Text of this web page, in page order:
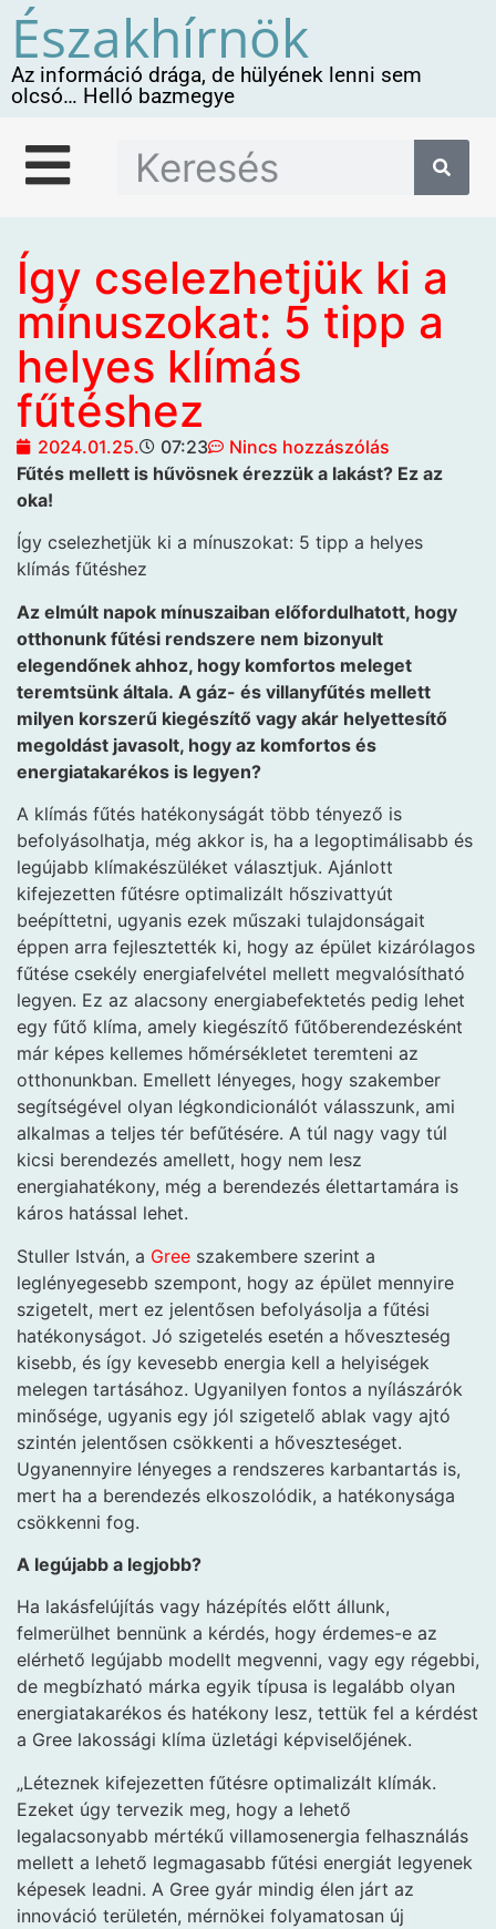
Északhírnök
Az információ drága, de hülyének lenni sem
olcsó… Helló bazmegye
Így cselezhetjük ki a
mínuszokat: 5 tipp a
helyes klímás
fűtéshez
2024.01.25. 07:23
Nincs hozzászólás
Fűtés mellett is hűvösnek érezzük a lakást? Ez az
oka!
Így cselezhetjük ki a mínuszokat: 5 tipp a helyes
klímás fűtéshez
Az elmúlt napok mínuszaiban előfordulhatott, hogy
otthonunk fűtési rendszere nem bizonyult
elegendőnek ahhoz, hogy komfortos meleget
teremtsünk általa. A gáz- és villanyfűtés mellett
milyen korszerű kiegészítő vagy akár helyettesítő
megoldást javasolt, hogy az komfortos és
energiatakarékos is legyen?
A klímás fűtés hatékonyságát több tényező is
befolyásolhatja, még akkor is, ha a legoptimálisabb és
legújabb klímakészüléket választjuk. Ajánlott
kifejezetten fűtésre optimalizált hőszivattyút
beépíttetni, ugyanis ezek műszaki tulajdonságait
éppen arra fejlesztették ki, hogy az épület kizárólagos
fűtése csekély energiafelvétel mellett megvalósítható
legyen. Ez az alacsony energiabefektetés pedig lehet
egy fűtő klíma, amely kiegészítő fűtőberendezésként
már képes kellemes hőmérsékletet teremteni az
otthonunkban. Emellett lényeges, hogy szakember
segítségével olyan légkondicionálót válasszunk, ami
alkalmas a teljes tér befűtésére. A túl nagy vagy túl
kicsi berendezés amellett, hogy nem lesz
energiahatékony, még a berendezés élettartamára is
káros hatással lehet.
Stuller István, a Gree szakembere szerint a
leglényegesebb szempont, hogy az épület mennyire
szigetelt, mert ez jelentősen befolyásolja a fűtési
hatékonyságot. Jó szigetelés esetén a hőveszteség
kisebb, és így kevesebb energia kell a helyiségek
melegen tartásához. Ugyanilyen fontos a nyílászárók
minősége, ugyanis egy jól szigetelő ablak vagy ajtó
szintén jelentősen csökkenti a hőveszteséget.
Ugyanennyire lényeges a rendszeres karbantartás is,
mert ha a berendezés elkoszolódik, a hatékonysága
csökkenni fog.
A legújabb a legjobb?
Ha lakásfelújítás vagy házépítés előtt állunk,
felmerülhet bennünk a kérdés, hogy érdemes-e az
elérhető legújabb modellt megvenni, vagy egy régebbi,
de megbízható márka egyik típusa is legalább olyan
energiatakarékos és hatékony lesz, tettük fel a kérdést
a Gree lakossági klíma üzletági képviselőjének.
„Léteznek kifejezetten fűtésre optimalizált klímák.
Ezeket úgy tervezik meg, hogy a lehető
legalacsonyabb mértékű villamosenergia felhasználás
mellett a lehető legmagasabb fűtési energiát legyenek
képesek leadni. A Gree gyár mindig élen járt az
innováció területén, mérnökei folyamatosan új